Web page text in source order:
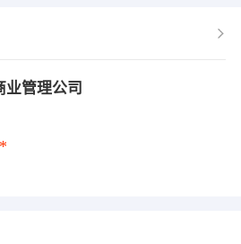
业管理公司